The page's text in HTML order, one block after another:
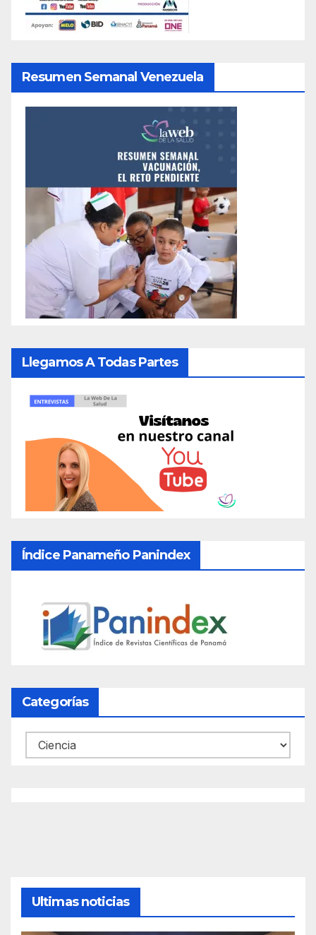
Resumen Semanal Venezuela
Llegamos A Todas Partes
Índice Panameño Panindex
Categorías
Categorías
Ultimas noticias